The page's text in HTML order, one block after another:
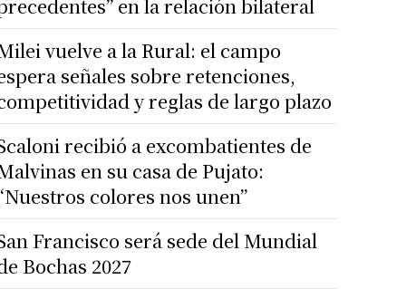
en la relación bilateral
vuelve a la Rural: el campo
señales sobre retenciones,
y reglas de largo plazo
recibió a excombatientes de
en su casa de Pujato:
colores nos unen”
Francisco será sede del Mundial
Bochas 2027